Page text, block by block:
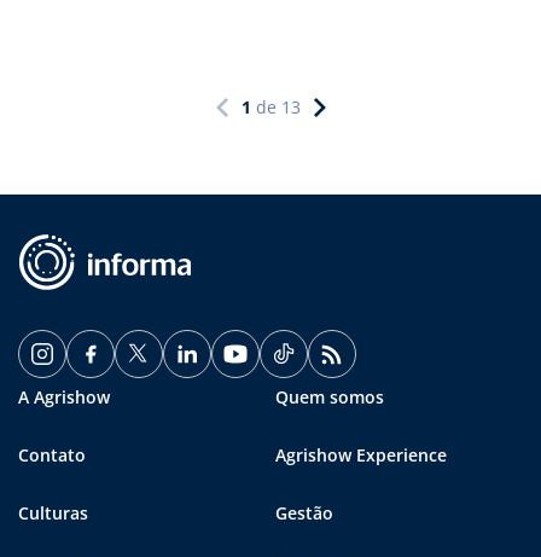
1 de 13
A Agrishow Quem somos
Contato Agrishow Experience
Culturas Gestão